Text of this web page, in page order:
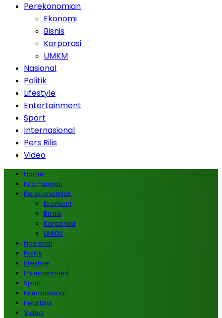
Perekonomian
Ekonomi
Bisnis
Korporasi
UMKM
Nasional
Politik
Lifestyle
Entertainment
Sport
Internasional
Pers Rilis
Video
Home
Info Pangan
Perekonomian
Ekonomi
Bisnis
Korporasi
UMKM
Nasional
Politik
Lifestyle
Entertainment
Sport
Internasional
Pers Rilis
Video